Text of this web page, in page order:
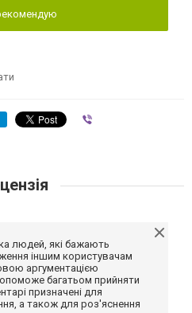
людей, які бажають
іншим користувачам
аргументацією
багатьом прийняти
призначені для
а також для роз'яснення